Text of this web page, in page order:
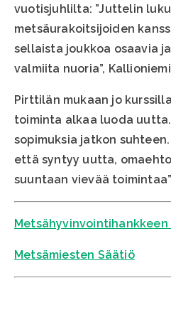
vuotisjuhlilta: ”Juttelin
metsäurakoitsijoiden
sellaista joukkoa osaavia
valmiita nuoria”,
Pirttilän mukaan jo
toiminta alkaa luoda
sopimuksia jatkon
että syntyy uutta,
suuntaan vievää
Metsähyvinvointihankkeen
Metsämiesten Säätiö